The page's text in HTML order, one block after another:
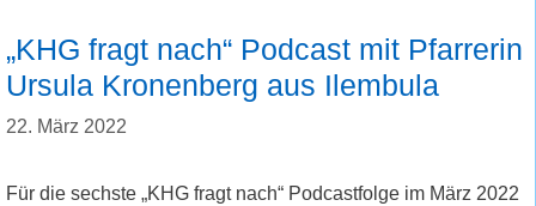
„KHG fragt nach“ Podcast mit Pfarrerin
Ursula Kronenberg aus Ilembula
22. März 2022
Für die sechste „KHG fragt nach“ Podcastfolge im März 2022